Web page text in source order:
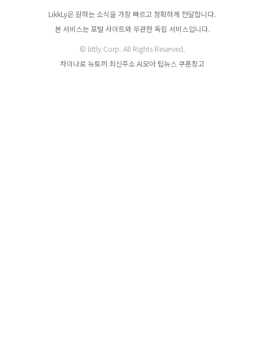
LikkLy은 원하는 소식을 가장 빠르고 정확하게 전달합니다.
본 서비스는 포털 사이트와 무관한 독립 서비스입니다.
© littly Corp. All Rights Reserved.
차이나로 뉴토끼 최신주소 AI모아 팁뉴스 쿠폰창고